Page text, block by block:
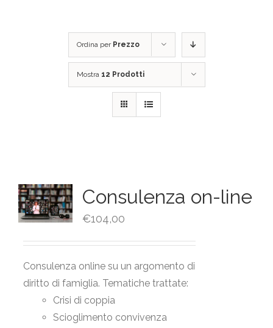
Ordina per Prezzo
Mostra 12 Prodotti
Consulenza on-line
€104,00
Consulenza online su un argomento di
diritto di famiglia. Tematiche trattate:
Crisi di coppia
Scioglimento convivenza